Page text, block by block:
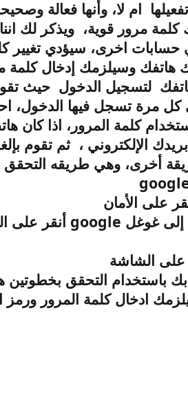
ام لا، وأنها فعالة
مرور قوية، ويذكر لك
حسابات اخرى، سيؤدي
هاتفك وسيلزمك إدخال كلمة
لتسجيل الدخول حيث تقوم
كل مرة تسجل فيها
كلمة المرور، اذا كان
الإلكتروني ، ثم تقوم
أخرى، وهي طريقه التحقق
على الأمان
غوغل google أنقر على
على الشاشة
باستخدام التحقق بخطوتين
ادخال كلمة المرور ورمز